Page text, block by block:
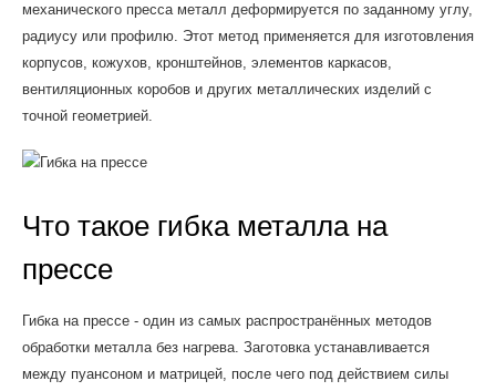
механического пресса металл деформируется по заданному углу,
радиусу или профилю. Этот метод применяется для изготовления
корпусов, кожухов, кронштейнов, элементов каркасов,
вентиляционных коробов и других металлических изделий с
точной геометрией.
Что такое гибка металла на
прессе
Гибка на прессе - один из самых распространённых методов
обработки металла без нагрева. Заготовка устанавливается
между пуансоном и матрицей, после чего под действием силы